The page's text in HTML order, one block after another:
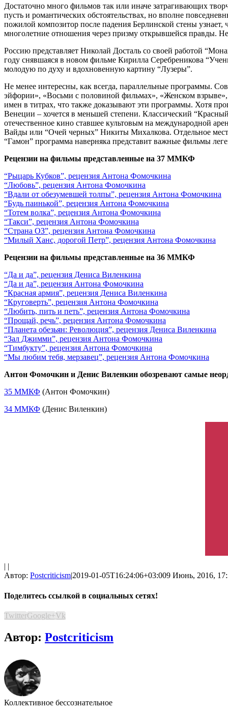
Достаточно много фильмов так или иначе затрагивающих
пусть и романтических обстоятельствах, но вполне
пожилой композитор после падения Берлинской стены узнает,
многолетние отношения через призму открывшейся правды.
Россию представляет Николай Досталь со своей работой
году снявшаяся в новом фильме Кирилла Серебреникова
молодую по духу и вдохновенную картину “Лузеры”.
Не менее интересны, как всегда, параллельные программы.
эйфории», «Восьми с половиной фильмах», «Женском взрыве»,
имен в титрах, что также доказывают эти программы. Хотя
Венеции – хочется в меньшей степени. Классический
отечественное кино ставшее культовым на международной
Вайды или “Очей черных” Никиты Михалкова. Отдельное
“Гамон” программа наверняка представит важные фильмы
Рецензии на фильмы представленные на 37 ММКФ
“Рыцарь Кубков”, рецензия Антона Фомочкина
“Любовь”, рецензия Антона Фомочкина
“Вдали от обезумевшей толпы”, рецензия Антона Фомочкина
“Будь паинькой”, рецензия Антона Фомочкина
“Тотем волка”, рецензия Антона Фомочкина
“Такси”, рецензия Антона Фомочкина
“Страна ОЗ”, рецензия Антона Фомочкина
“Милый Ханс, дорогой Петр”, рецензия Антона Фомочкина
Рецензии на фильмы представленные на 36 ММКФ
“Да и да”, рецензия Дениса Виленкина
“Да и да”, рецензия Антона Фомочкина
“Красная армия”, рецензия Дениса Виленкина
“Круговерть”, рецензия Антона Фомочкина
“Любить, пить и петь”, рецензия Антона Фомочкина
“Прощай, речь”, рецензия Антона Фомочкина
“Планета обезьян: Революция”, рецензия Дениса Виленкина
“Зал Джимми”, рецензия Антона Фомочкина
“Тимбукту”, рецензия Антона Фомочкина
“Мы любим тебя, мерзавец”, рецензия Антона Фомочкина
Антон Фомочкин и Денис Виленкин обозревают самые
35 ММКФ (Антон Фомочкин)
34 ММКФ (Денис Виленкин)
| |
Автор: Postcriticism|2019-01-05T16:24:06+03:009 Июнь, 2016,
Поделитесь ссылкой в социальных сетях!
TwitterGoogle+Vk
Автор: Postcriticism
Коллективное бессознательное